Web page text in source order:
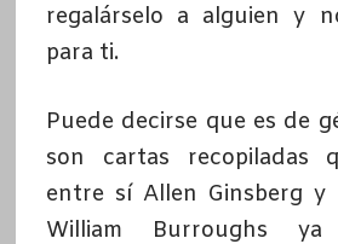
regalárselo a alguien y
para ti.
Puede decirse que es de
son cartas recopiladas
entre sí Allen Ginsberg y
William Burroughs